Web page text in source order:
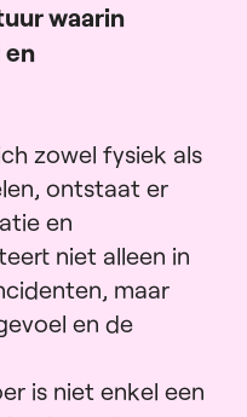
waarin
en
zowel fysiek als
ontstaat er
en
niet alleen in
maar
en de
is niet enkel een